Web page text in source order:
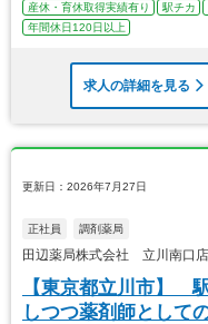
産休・育休取得実績有り
駅チカ
年間休日120日以上
求人の詳細を見る
更新日：2026年7月27日
正社員 調剤薬局
田辺薬局株式会社 立川南口
【東京都立川市】
しつつ薬剤師として